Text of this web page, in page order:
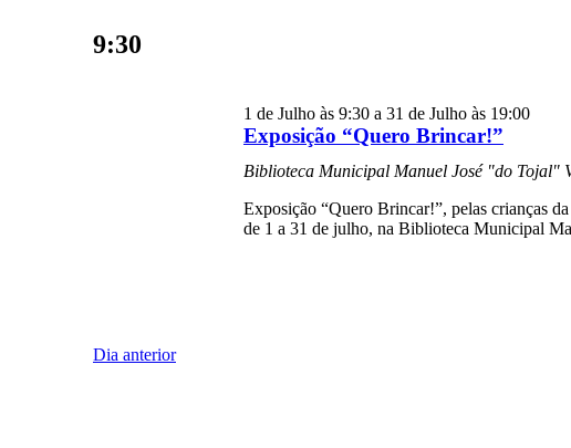
9:30
Exposição “Quero Brincar!”
1 de Julho às 9:30a 31 de Julho às 19:00
Biblioteca Municipal Manuel José "do Tojal"
Exposição “Quero Brincar!”, pelas crianças
de 1 a 31 de julho, na Biblioteca Municipal
Dia anterior